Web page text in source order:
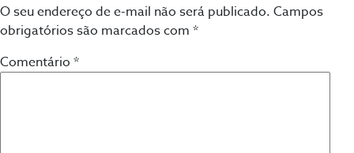
O seu endereço de e-mail não será publicado. Campos
obrigatórios são marcados com *
Comentário *